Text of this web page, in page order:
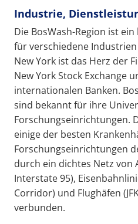
Industrie,
Die BosWash-Region ist
für verschiedene
New York ist das Herz der
New York Stock Exchange
internationalen Banken.
sind bekannt für ihre
Forschungseinrichtungen.
einige der besten
Forschungseinrichtungen
durch ein dichtes Netz von
Interstate 95),
Corridor) und Flughäfen
verbunden.